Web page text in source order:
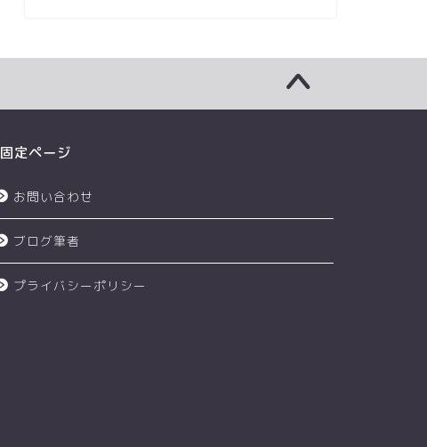
固定ページ
お問い合わせ
ブログ筆者
プライバシーポリシー